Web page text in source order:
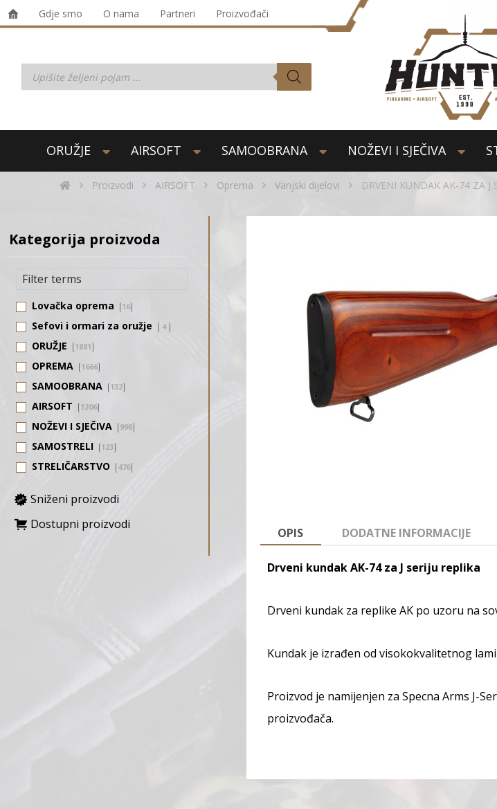
Gdje smo O nama Partneri Proizvođači
ORUŽJE AIRSOFT SAMOOBRANA NOŽEVI I SJEČIVA
Proizvodi AIRSOFT Oprema Vanjski dijelovi DRVENI KUNDAK AK-74 ZA J
OPIS DODATNE INFORMACIJE
Drveni kundak AK-74 za J seriju replika
Drveni kundak za replike AK po uzoru na
Kundak je izrađen od visokokvalitetnog
Proizvod je namijenjen za Specna Arms J-
proizvođača.
Kategorija proizvoda
Lovačka oprema 16
Sefovi i ormari za oružje 4
ORUŽJE 1881
OPREMA 1666
SAMOOBRANA 132
AIRSOFT 1206
NOŽEVI I SJEČIVA 998
SAMOSTRELI 123
STRELIČARSTVO 476
Sniženi proizvodi
Dostupni proizvodi